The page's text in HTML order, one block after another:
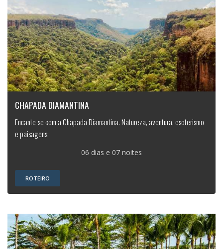
CHAPADA DIAMANTINA
Encante-se com a Chapada Diamantina. Natureza, aventura, esoterismo
e paisagens
06 dias e 07 noites
ROTEIRO